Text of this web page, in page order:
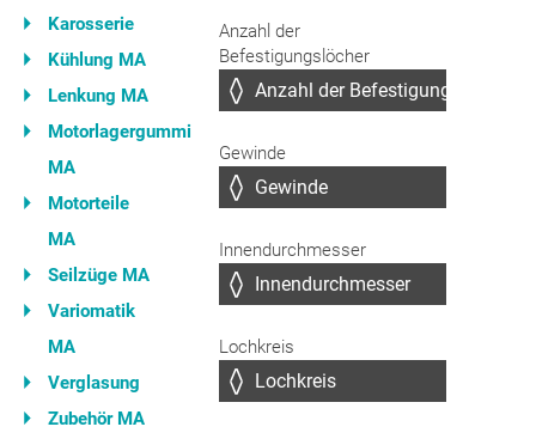
Karosserie
Kühlung MA
Lenkung MA
Motorlagergummi
MA
Motorteile
MA
Seilzüge MA
Variomatik
MA
Verglasung
Zubehör MA
Anzahl der
Befestigungslöcher
Gewinde
Innendurchmesser
Lochkreis